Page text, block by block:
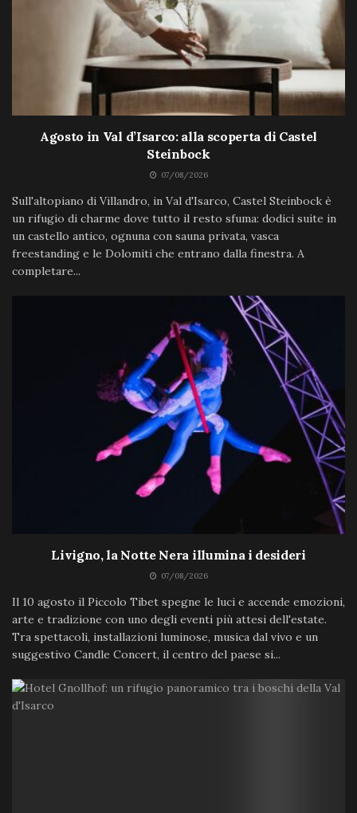
Agosto in Val d’Isarco: alla scoperta di Castel
Steinbock
07/08/2026
Sull'altopiano di Villandro, in Val d'Isarco, Castel Steinbock è
un rifugio di charme dove tutto il resto sfuma: dodici suite in
un castello antico, ognuna con sauna privata, vasca
freestanding e le Dolomiti che entrano dalla finestra. A
completare...
Livigno, la Notte Nera illumina i desideri
07/08/2026
Il 10 agosto il Piccolo Tibet spegne le luci e accende emozioni,
arte e tradizione con uno degli eventi più attesi dell'estate.
Tra spettacoli, installazioni luminose, musica dal vivo e un
suggestivo Candle Concert, il centro del paese si...